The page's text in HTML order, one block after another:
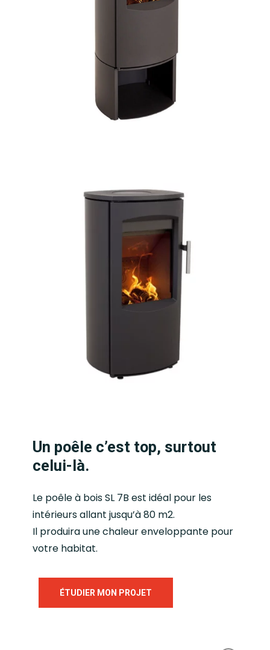
Un poêle c’est top, surtout
celui-là.
Le poêle à bois SL 7B est idéal pour les
intérieurs allant jusqu’à 80 m2.
Il produira une chaleur enveloppante pour
votre habitat.
ÉTUDIER MON PROJET